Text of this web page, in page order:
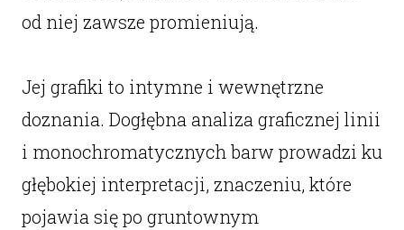
od niej zawsze promieniują.
Jej grafiki to intymne i wewnętrzne
doznania. Dogłębna analiza graficznej linii
i monochromatycznych barw prowadzi ku
głębokiej interpretacji, znaczeniu, które
pojawia się po gruntownym